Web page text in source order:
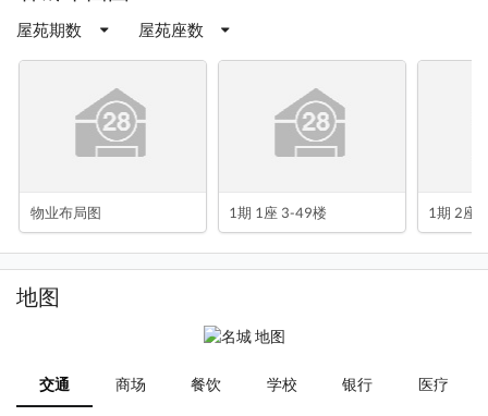
屋苑期数 屋苑座数
物业布局图 1期 1座 3-49楼 1期 2座
地图
交通 商场 餐饮 学校 银行 医疗